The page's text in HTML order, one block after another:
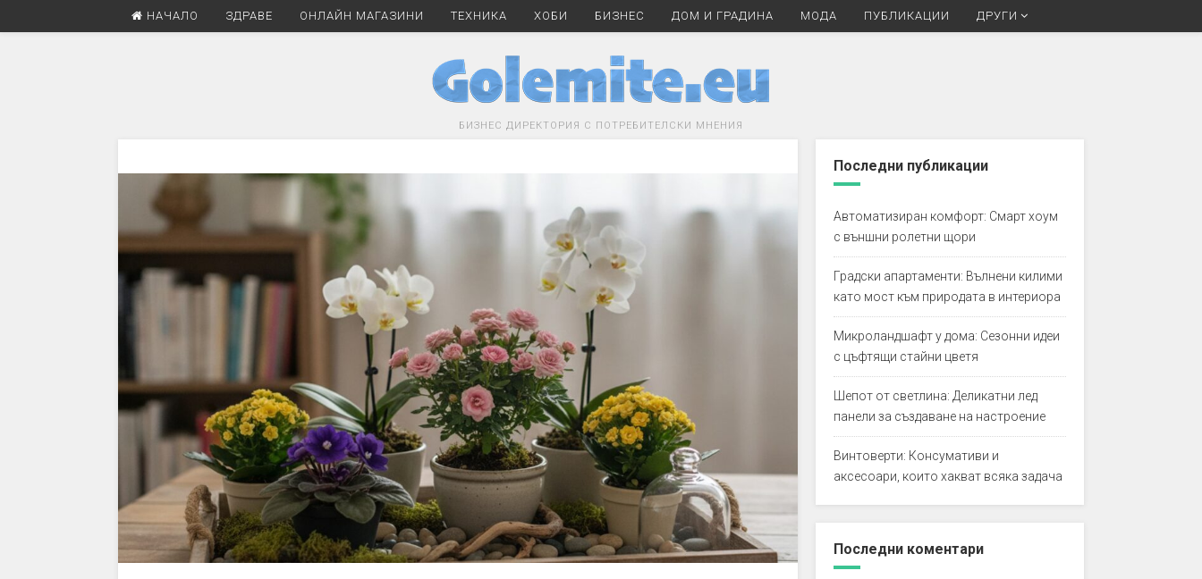
НАЧАЛО ЗДРАВЕ ОНЛАЙН МАГАЗИНИ ТЕХНИКА ХОБИ БИЗНЕС ДОМ И ГРАДИНА МОДА ПУБЛИКАЦИИ ДРУГИ
БИЗНЕС ДИРЕКТОРИЯ С ПОТРЕБИТЕЛСКИ МНЕНИЯ
Последни публикации
Автоматизиран комфорт: Смарт хоум
с външни ролетни щори
Градски апартаменти: Вълнени килими
като мост към природата в интериора
Микроландшафт у дома: Сезонни идеи
с цъфтящи стайни цветя
Шепот от светлина: Деликатни лед
панели за създаване на настроение
Винтоверти: Консумативи и
аксесоари, които хакват всяка задача
Последни коментари